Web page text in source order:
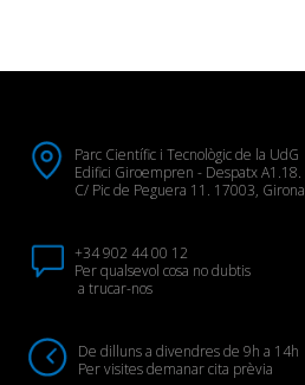
Parc Científic i Tecnològic de la UdG
Edifici Giroempren - Despatx A1.18.
C/ Pic de Peguera 11. 17003, Girona
+34 902 44 00 12
Per qualsevol cosa no dubtis
a trucar-nos
De dilluns a divendres de 9h a 14h
Per visites demanar cita prèvia